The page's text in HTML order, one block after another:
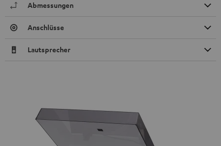
Abmessungen
Anschlüsse
Lautsprecher